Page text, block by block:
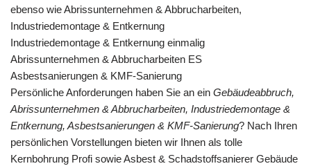
ebenso wie Abrissunternehmen & Abbrucharbeiten,
Industriedemontage & Entkernung
Industriedemontage & Entkernung einmalig
Abrissunternehmen & Abbrucharbeiten ES
Asbestsanierungen & KMF-Sanierung
Persönliche Anforderungen haben Sie an ein Gebäudeabbruch,
Abrissunternehmen & Abbrucharbeiten, Industriedemontage &
Entkernung, Asbestsanierungen & KMF-Sanierung? Nach Ihren
persönlichen Vorstellungen bieten wir Ihnen als tolle
Kernbohrung Profi sowie Asbest & Schadstoffsanierer Gebäude